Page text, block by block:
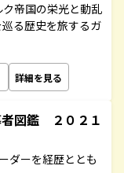
ク帝国の栄光と動乱
る歴史を旅するガ
詳細を見る
図鑑 ２０２１
ダーを経歴ととも